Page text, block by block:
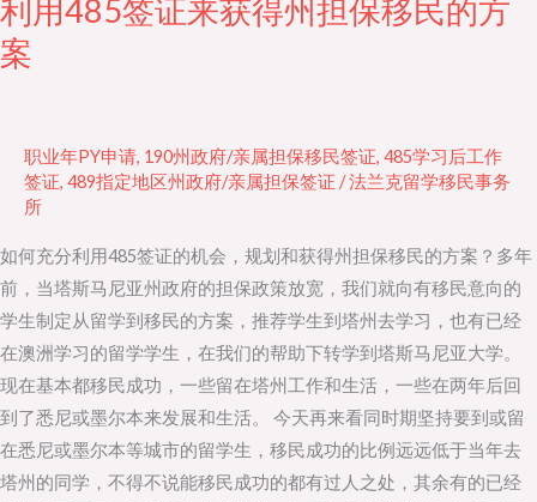
利用485签证来获得州担保移民的方
案
职业年PY申请, 190州政府/亲属担保移民签证, 485学习后工作
签证, 489指定地区州政府/亲属担保签证 /法兰克留学移民事务
所
如何充分利用485签证的机会，规划和获得州担保移民的方案？多年
前，当塔斯马尼亚州政府的担保政策放宽，我们就向有移民意向的
学生制定从留学到移民的方案，推荐学生到塔州去学习，也有已经
在澳洲学习的留学学生，在我们的帮助下转学到塔斯马尼亚大学。
现在基本都移民成功，一些留在塔州工作和生活，一些在两年后回
到了悉尼或墨尔本来发展和生活。 今天再来看同时期坚持要到或留
在悉尼或墨尔本等城市的留学生，移民成功的比例远远低于当年去
塔州的同学，不得不说能移民成功的都有过人之处，其余有的已经
利
用
485
州
担
保
移
民
的
方
案